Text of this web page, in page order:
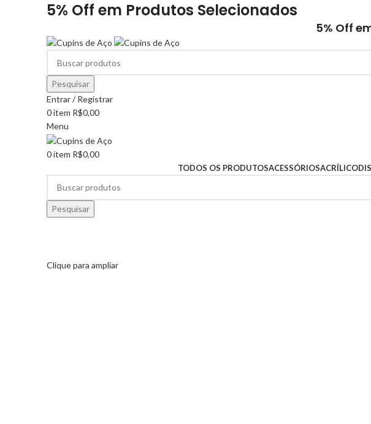
5% Off em Produtos Selecionados
5% Off
Pesquisar
Entrar / Registrar
0item R$0,00
Menu
0item R$0,00
TODOS OS PRODUTOSACESSÓRIOSACRÍLICO
Pesquisar
Clique para ampliar